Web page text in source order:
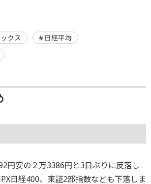
クス
日経平均
円安の２万3386円と3日ぶりに反落し
日経400、東証2部指数なども下落しま